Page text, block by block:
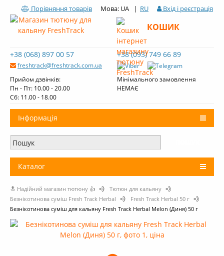
Порівняння товарів Мова: UA | RU Вхід і реєстрація
+38 (068) 897 00 57
freshtrack@freshtrack.com.ua
+38 (093) 749 66 89
Прийом дзвінків:
Пн - Пт: 10.00 - 20.00
Cб: 11.00 - 18.00
Мінімального замовлення
НЕМАЄ
КОШИК
Інформація
Про нас
Доставка і оплата
Огляди тютюну Fresh Track
Каталог
Тютюн для кальяну
Вугілля для кальяну
Кальяни
🔝 Надійний магазин тютюну 👍 💨 Тютюн для кальяну 💨
Безнікотинова суміш Fresh Track Herbal 💨 Fresh Track Herbal 50 г 💨
Безнікотинова суміш для кальяну Fresh Track Herbal Melon (Диня) 50 г